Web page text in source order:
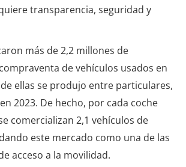
transparencia, seguridad y
más de 2,2 millones de
de vehículos usados en
de ellas se produjo entre particulares,
2023. De hecho, por cada coche
comercializan 2,1 vehículos de
este mercado como una de las
acceso a la movilidad.